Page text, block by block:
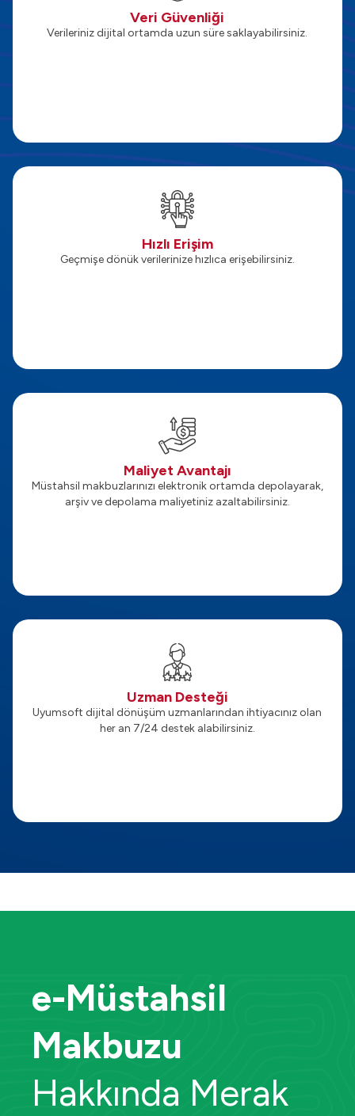
Veri Güvenliği
Verileriniz dijital ortamda uzun süre saklayabilirsiniz.
Hızlı Erişim
Geçmişe dönük verilerinize hızlıca erişebilirsiniz.
Maliyet Avantajı
Müstahsil makbuzlarınızı elektronik ortamda depolayarak,
arşiv ve depolama maliyetiniz azaltabilirsiniz.
Uzman Desteği
Uyumsoft dijital dönüşüm uzmanlarından ihtiyacınız olan
her an 7/24 destek alabilirsiniz.
e-Müstahsil
Makbuzu
Hakkında Merak